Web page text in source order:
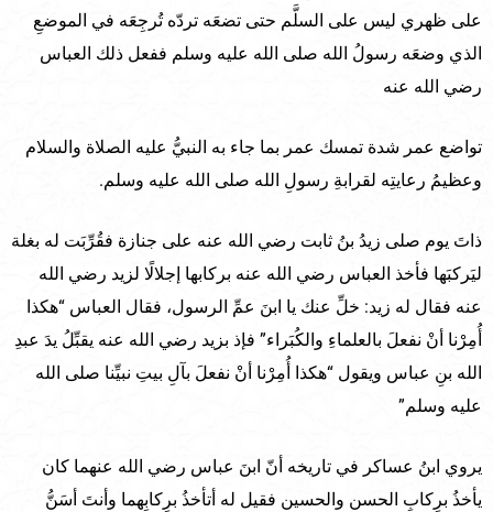
على ظهري ليس على السلَّم حتى تضعَه تردّه تُرجِعَه في الموضعِ
الذي وضعَه رسولُ الله صلى الله عليه وسلم ففعل ذلك العباس
رضي الله عنه
تواضع عمر شدة تمسك عمر بما جاء به النبيُّ عليه الصلاة والسلام
وعظيمُ رعايتِه لقرابةِ رسولِ الله صلى الله عليه وسلم.
ذاتَ يوم صلى زيدُ بنُ ثابت رضي الله عنه على جنازة فقُرِّبَت له بغلة
ليَركبَها فأخذ العباس رضي الله عنه بركابها إجلالًا لزيد رضي الله
عنه فقال له زيد: خلِّ عنك يا ابنَ عمِّ الرسول، فقال العباس “هكذا
أُمِرْنا أنْ نفعلَ بالعلماءِ والكُبَراء” فإذ بزيد رضي الله عنه يقبِّلُ يدَ عبدِ
الله بنِ عباس ويقول “هكذا أُمِرْنا أنْ نفعلَ بآلِ بيتِ نبيِّنا صلى الله
عليه وسلم”
يروي ابنُ عساكر في تاريخه أنّ ابنَ عباس رضي الله عنهما كان
يأخذُ برِكابِ الحسن والحسين فقيل له أتأخذُ برِكابِهما وأنتَ أسَنُّ